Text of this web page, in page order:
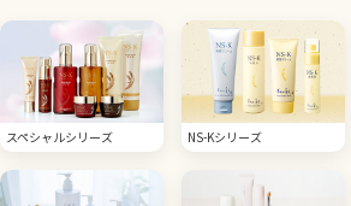
スペシャルシリーズ NS-Kシリーズ